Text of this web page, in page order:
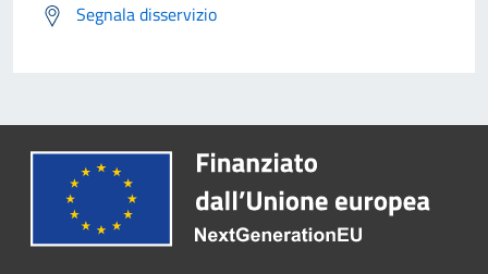
Segnala disservizio